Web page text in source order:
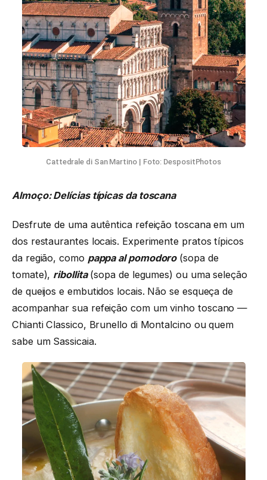
Cattedrale di San Martino | Foto: DespositPhotos
Almoço: Delícias típicas da toscana
Desfrute de uma autêntica refeição toscana em um
dos restaurantes locais. Experimente pratos típicos
da região, como pappa al pomodoro(sopa de
tomate), ribollita(sopa de legumes) ou uma seleção
de queijos e embutidos locais. Não se esqueça de
acompanhar sua refeição com um vinho toscano —
Chianti Classico, Brunello di Montalcino ou quem
sabe um Sassicaia.